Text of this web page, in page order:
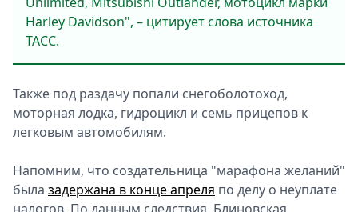
Harley Davidson", – цитирует слова источника
ТАСС.
Также под раздачу попали снегоболотоход,
моторная лодка, гидроцикл и семь прицепов к
легковым автомобилям.
Напомним, что создательница "марафона желаний"
была задержана в конце апреля по делу о неуплате